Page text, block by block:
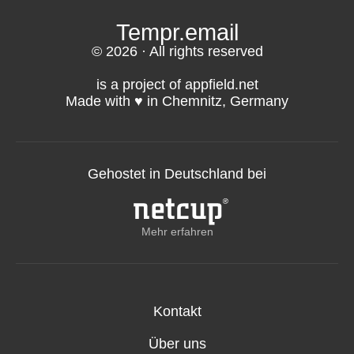
Tempr.email
© 2026 · All rights reserved
is a project of appfield.net
Made with ♥️ in Chemnitz, Germany
Gehostet in Deutschland bei
Mehr erfahren
Kontakt
Über uns